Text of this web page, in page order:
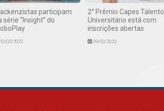
participam
série “Insight” do
02/2022
2° Prêmio Capes Talento
Universitário está com
inscrições abertas
09/02/2022